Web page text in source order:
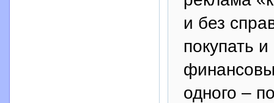
и без
покупать
одного –